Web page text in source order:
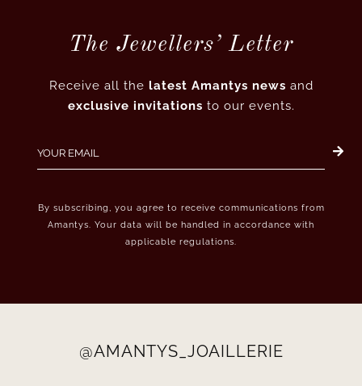
The Jewellers’ Letter
Receive all the latest Amantys news and
exclusive invitations to our events.
By subscribing, you agree to receive communications from
Amantys. Your data will be handled in accordance with
applicable regulations.
@AMANTYS_JOAILLERIE